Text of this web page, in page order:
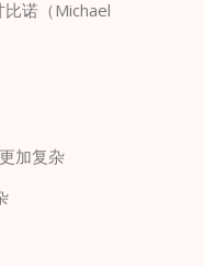
比诺（Michael
加复杂